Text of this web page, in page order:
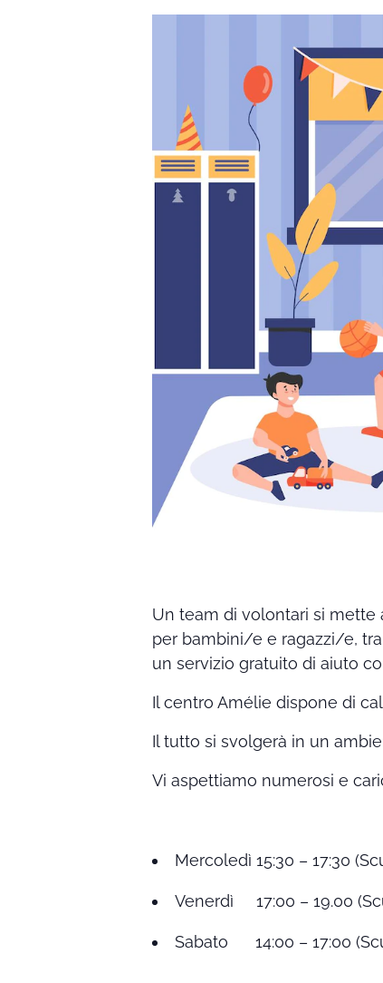
Un team di volontari si mette
per bambini/e e ragazzi/e,
un servizio gratuito di aiuto
Il centro Amélie dispone di
Il tutto si svolgerà in un
Vi aspettiamo numerosi e
Mercoledì 15:30 – 17:30
Venerdì 17:00 – 19.00
Sabato 14:00 – 17:00